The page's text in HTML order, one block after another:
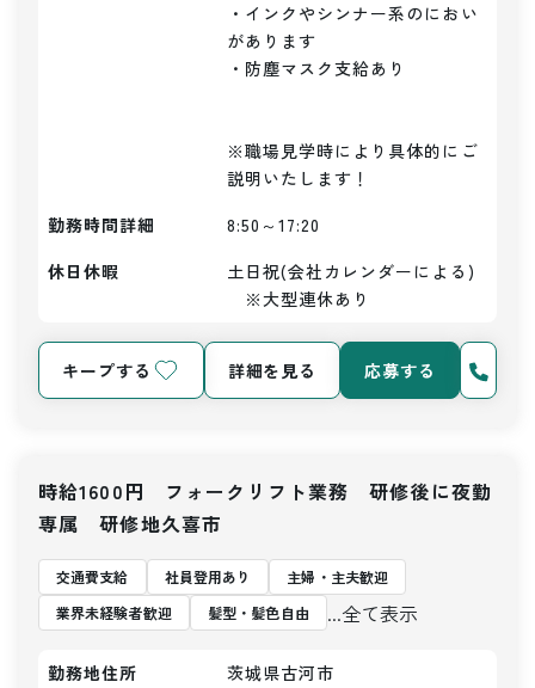
・インクやシンナー系のにおい
があります
・防塵マスク支給あり
※職場見学時により具体的にご
説明いたします！
勤務時間詳細
8:50～17:20
休日休暇
土日祝(会社カレンダーによる)
※大型連休あり
キープする 詳細を見る 応募する
時給1600円 フォークリフト業務 研修後に夜勤
専属 研修地久喜市
交通費支給 社員登用あり
主婦・主夫歓迎
業界未経験者歓迎
髪型・髪色自由 ...全て表示
勤務地住所
茨城県古河市